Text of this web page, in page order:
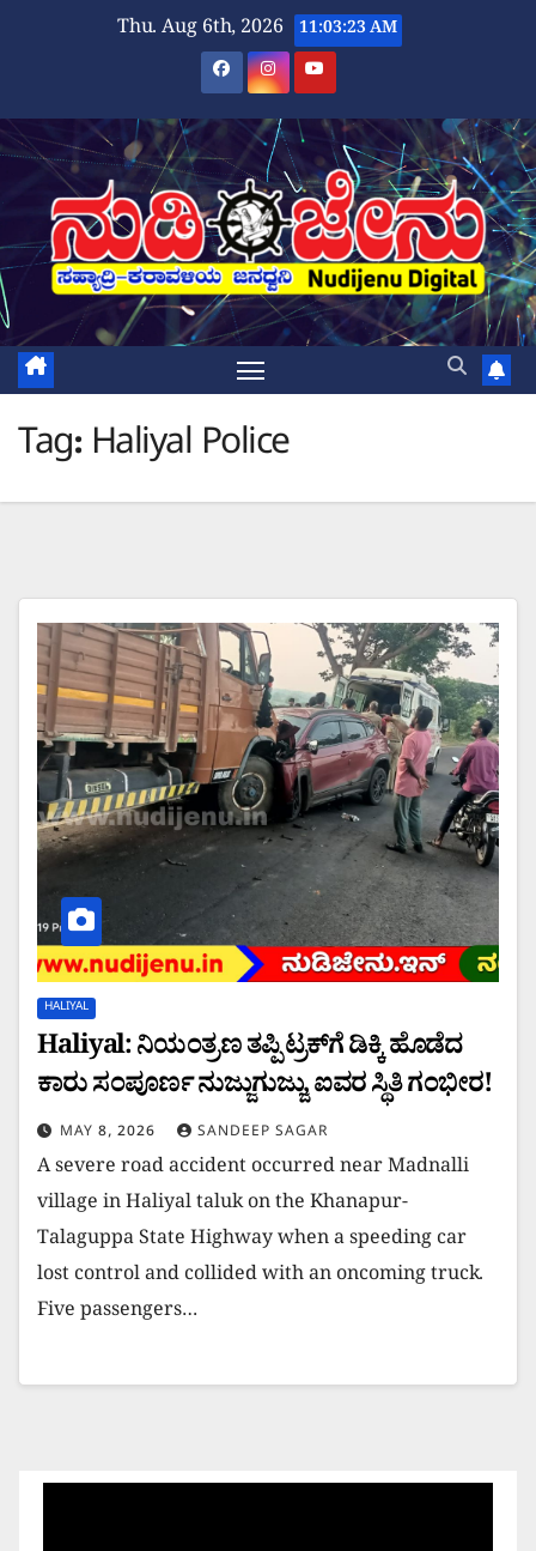
Thu. Aug 6th, 2026 11:03:24 AM
Tag: Haliyal Police
HALIYAL
Haliyal: ನಿಯಂತ್ರಣ ತಪ್ಪಿ ಟ್ರಕ್‌ಗೆ ಡಿಕ್ಕಿ ಹೊಡೆದ
ಕಾರು ಸಂಪೂರ್ಣ ನುಜ್ಜುಗುಜ್ಜು, ಐವರ ಸ್ಥಿತಿ ಗಂಭೀರ!
MAY 8, 2026 SANDEEP SAGAR
A severe road accident occurred near Madnalli
village in Haliyal taluk on the Khanapur-
Talaguppa State Highway when a speeding car
lost control and collided with an oncoming truck.
Five passengers…